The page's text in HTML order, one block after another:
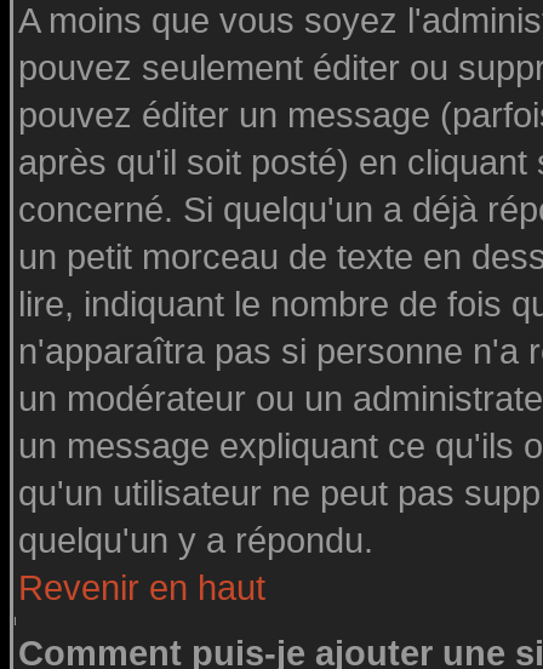
A moins que vous soyez
pouvez seulement éditer ou
pouvez éditer un message
après qu'il soit posté) en
concerné. Si quelqu'un a déjà
un petit morceau de texte en
lire, indiquant le nombre de fois
n'apparaîtra pas si personne n'a
un modérateur ou un
un message expliquant ce qu'ils
qu'un utilisateur ne peut pas
quelqu'un y a répondu.
Revenir en haut
Comment puis-je ajouter une